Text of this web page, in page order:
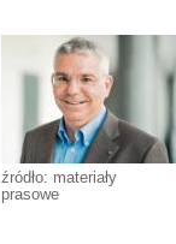
źródło: materiały
prasowe